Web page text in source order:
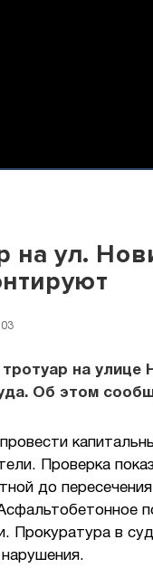
на ул.
на улице
Об этом
Проверка
до
Прокуратура в